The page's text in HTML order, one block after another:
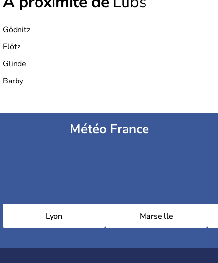
Gödnitz
Flötz
Glinde
Barby
Météo France
Lyon Marseille